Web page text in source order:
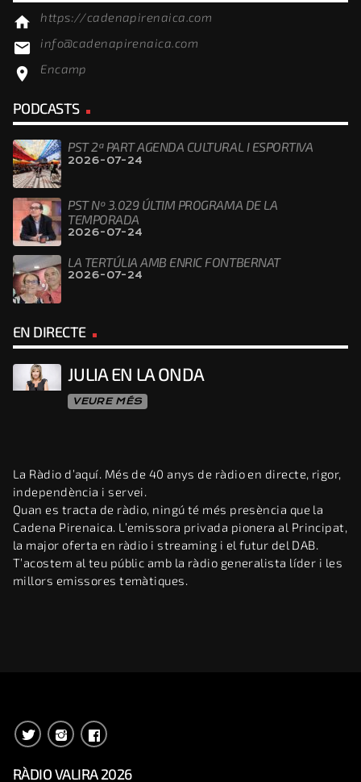
home https://cadenapirenaica.com
email info@cadenapirenaica.com
location_on Encamp
PODCASTS
PST 2ª PART AGENDA CULTURAL I ESPORTIVA
2026-07-24
PST Nº 3.029 ÚLTIM PROGRAMA DE LA
TEMPORADA
2026-07-24
LA TERTÚLIA AMB ENRIC FONTBERNAT
2026-07-24
EN DIRECTE
JULIA EN LA ONDA
VEURE MÉS
La Ràdio d’aquí. Més de 40 anys de ràdio en directe, rigor,
independència i servei.
Quan es tracta de ràdio, ningú té més presència que la
Cadena Pirenaica. L’emissora privada pionera al Principat,
la major oferta en ràdio i streaming i el futur del DAB.
T’acostem al teu públic amb la ràdio generalista líder i les
millors emissores temàtiques.
RÀDIO VALIRA 2026